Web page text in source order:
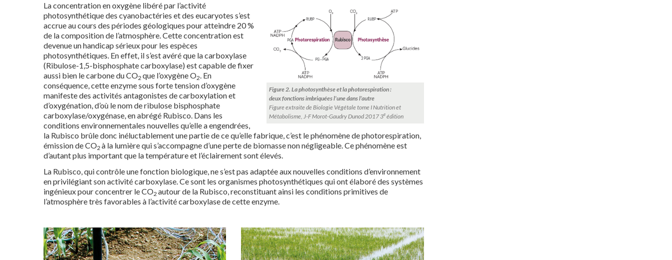
Figure 2. La photosynthèse et la photorespiration :
deuxfonctions imbriquées l’une dans l’autre
Figure extraite de Biologie Végétale tome I Nutrition et
Métabolisme, J-F Morot-Gaudry Dunod 2017 3eédition
La concentration en oxygène libéré par l’activité
photosynthétique des cyanobactéries et des eucaryotes s’est
accrue au cours des périodes géologiques pour atteindre 20 %
de la composition de l’atmosphère. Cette concentration est
devenue un handicap sérieux pour les espèces
photosynthétiques. En effet, il s’est avéré que la carboxylase
(Ribulose-1,5-bisphosphate carboxylase) est capable de fixer
aussi bien le carbone du CO2 que l’oxygène O2. En
conséquence, cette enzyme sous forte tension d’oxygène
manifeste des activités antagonistes de carboxylation et
d’oxygénation, d’où le nom de ribulose bisphosphate
carboxylase/oxygénase, en abrégé Rubisco. Dans les
conditions environnementales nouvelles qu’elle a engendrées,
la Rubisco brûle donc inéluctablement une partie de ce qu’elle fabrique, c’est le phénomène de photorespiration,
émission de CO2 à la lumière qui s’accompagne d’une perte de biomasse non négligeable. Ce phénomène est
d’autant plus important que la température et l’éclairement sont élevés.
La Rubisco, qui contrôle une fonction biologique, ne s’est pas adaptée aux nouvelles conditions d’environnement
en privilégiant son activité carboxylase. Ce sont les organismes photosynthétiques qui ont élaboré des systèmes
ingénieux pour concentrer le CO2 autour de la Rubisco, reconstituant ainsi les conditions primitives de
l’atmosphère très favorables à l’activité carboxylase de cette enzyme.